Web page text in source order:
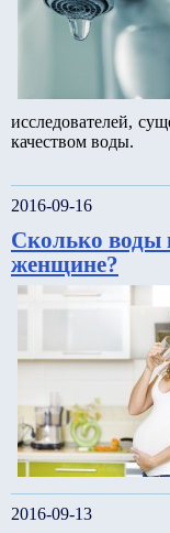
исследователей,
качеством воды.
2016-09-16
Сколько воды
женщине?
2016-09-13